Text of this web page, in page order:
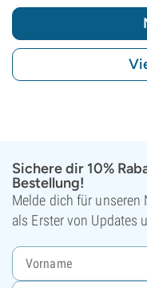
Sichere dir 10%
Bestellung!
Melde dich für unseren
als Erster von Updates